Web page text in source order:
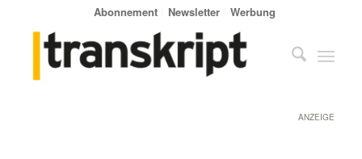
Abonnement Newsletter Werbung
ANZEIGE